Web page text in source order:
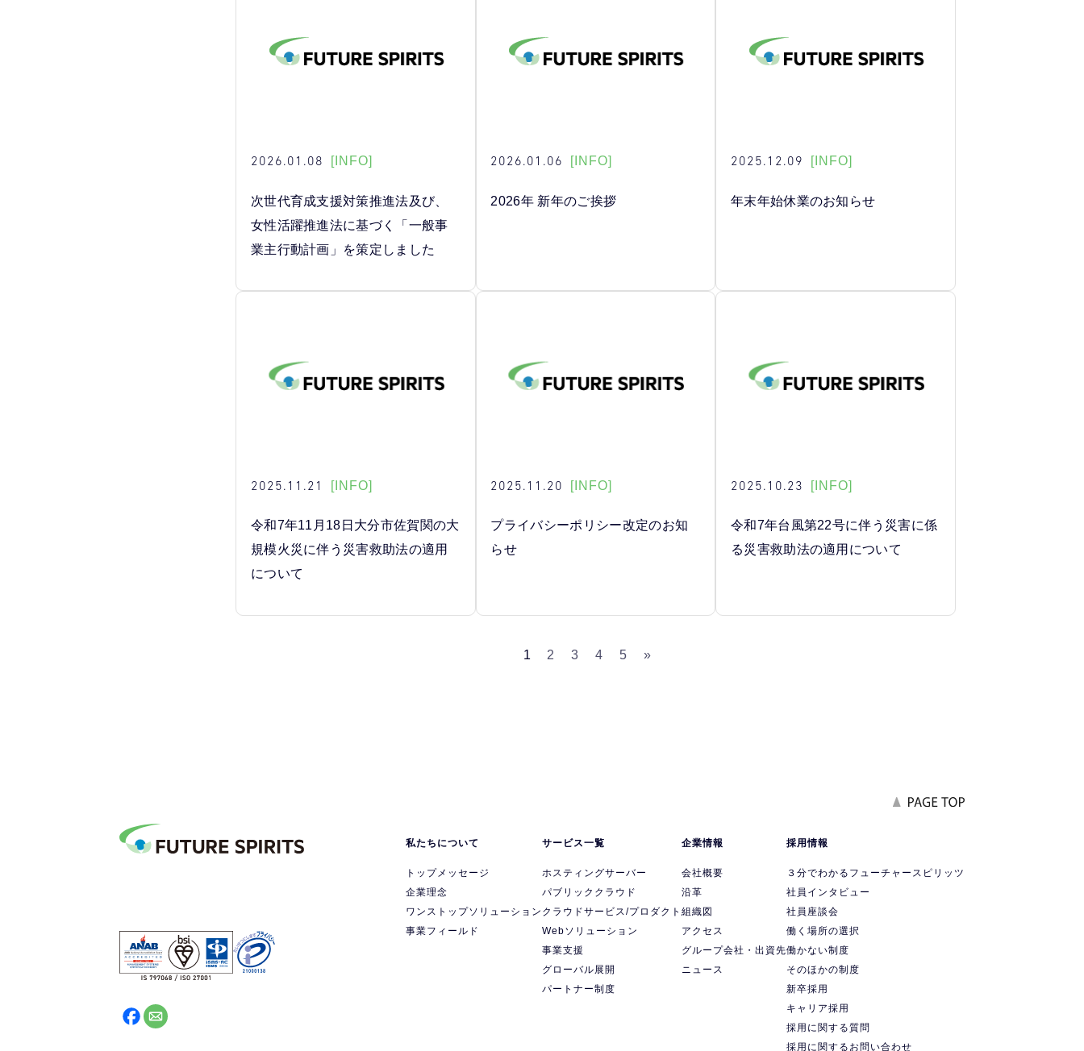
2026.01.08 [INFO]
次世代育成支援対策推進法及び、
女性活躍推進法に基づく「一般事
業主行動計画」を策定しました
2026.01.06 [INFO]
2026年 新年のご挨拶
2025.12.09 [INFO]
年末年始休業のお知らせ
2025.11.21 [INFO]
令和7年11月18日大分市佐賀関の大
規模火災に伴う災害救助法の適用
について
2025.11.20 [INFO]
プライバシーポリシー改定のお知
らせ
2025.10.23 [INFO]
令和7年台風第22号に伴う災害に係
る災害救助法の適用について
1 2 3 4 5 »
私たちについて
トップメッセージ
企業理念
ワンストップソリューション
事業フィールド
サービス一覧
ホスティングサーバー
パブリッククラウド
クラウドサービス/プロダクト
Webソリューション
事業支援
グローバル展開
パートナー制度
企業情報
会社概要
沿革
組織図
アクセス
グループ会社・出資先
ニュース
採用情報
３分でわかるフューチャースピリッツ
社員インタビュー
社員座談会
働く場所の選択
働かない制度
そのほかの制度
新卒採用
キャリア採用
採用に関する質問
採用に関するお問い合わせ